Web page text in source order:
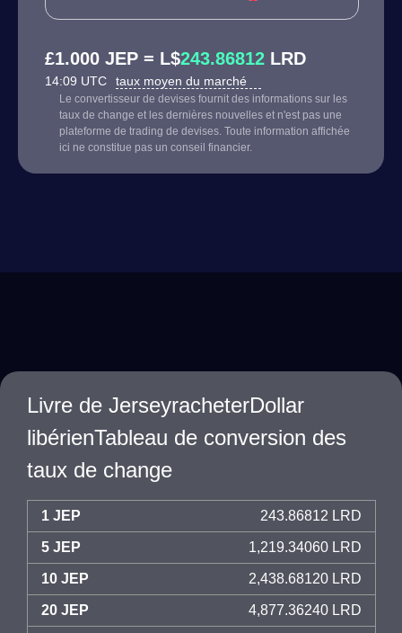
£1.000 JEP = L$243.86812 LRD
14:09 UTC taux moyen du marché
Le convertisseur de devises fournit des informations sur les
taux de change et les dernières nouvelles et n'est pas une
plateforme de trading de devises. Toute information affichée
ici ne constitue pas un conseil financier.
Livre de JerseyracheterDollar
libérienTableau de conversion des
taux de change
1 JEP 243.86812 LRD
5 JEP 1,219.34060 LRD
10 JEP 2,438.68120 LRD
20 JEP 4,877.36240 LRD